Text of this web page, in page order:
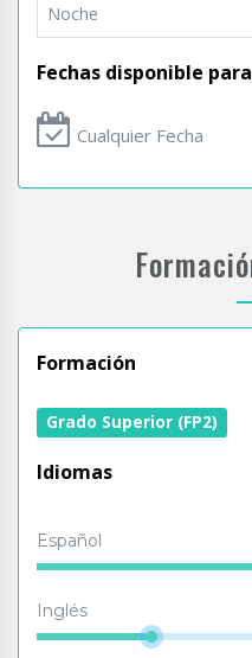
Noche
Fechas disponible
Cualquier Fecha
Formación
Grado Superior (FP2)
Idiomas
Español
Inglés